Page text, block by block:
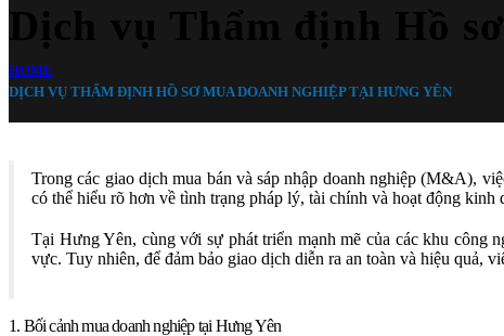
HOME
DỊCH VỤ THẨM ĐỊNH HỒ SƠ MUA DOANH NGHIỆP TẠI HƯNG YÊN
Trong các giao dịch mua bán và sáp nhập doanh nghiệp (M&A),
có thể hiểu rõ hơn về tình trạng pháp lý, tài chính và hoạt động
Tại Hưng Yên, cùng với sự phát triển mạnh mẽ của các khu công
vực. Tuy nhiên, để đảm bảo giao dịch diễn ra an toàn và hiệu quả,
1. Bối cảnh mua doanh nghiệp tại Hưng Yên